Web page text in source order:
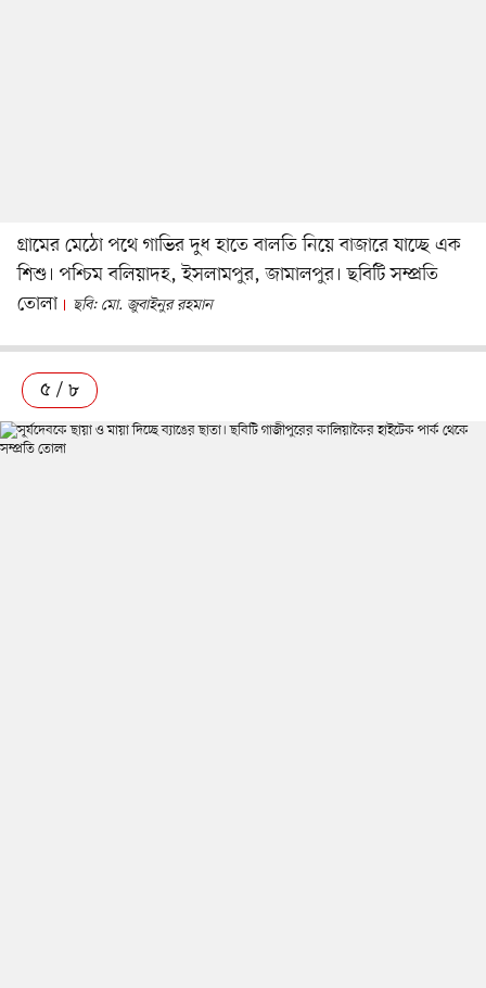
গ্রামের মেঠো পথে গাভির দুধ হাতে বালতি নিয়ে বাজারে যাচ্ছে এক
শিশু। পশ্চিম বলিয়াদহ, ইসলামপুর, জামালপুর। ছবিটি সম্প্রতি
তোলা
ছবি: মো. জুবাইনুর রহমান
৫ / ৮